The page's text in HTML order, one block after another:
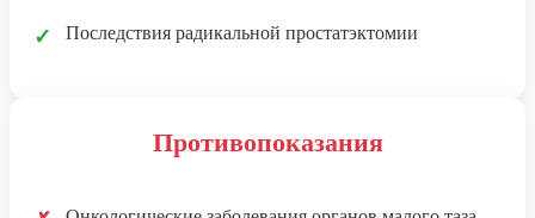
✓ Последствия радикальной простатэктомии
Противопоказания